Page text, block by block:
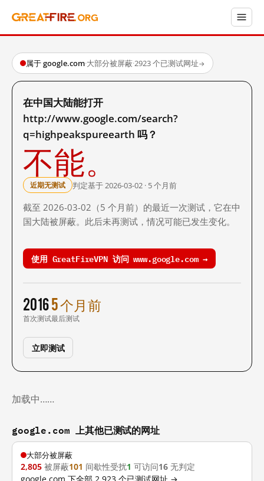
属于 google.com·大部分被屏蔽·2923 个已测试网址→
在中国大陆能打开
http://www.google.com/search?
q=highpeakspureearth 吗？
不能。
近期无测试 判定基于 2026-03-02 · 5 个月前
截至 2026-03-02（5 个月前）的最近一次测试，它在中
国大陆被屏蔽。此后未再测试，情况可能已发生变化。
使用 GreatFireVPN 访问 www.google.com →
2016
首次测试
5 个月前
最后测试
立即测试
加载中……
google.com 上其他已测试的网址
大部分被屏蔽
2,805 被屏蔽101 间歇性受扰1 可访问16 无判定